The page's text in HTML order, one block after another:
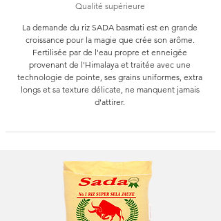
Qualité supérieure
La demande du riz SADA basmati est en grande
croissance pour la magie que crée son arôme.
Fertilisée par de l'eau propre et enneigée
provenant de l'Himalaya et traitée avec une
technologie de pointe, ses grains uniformes, extra
longs et sa texture délicate, ne manquent jamais
d'attirer.